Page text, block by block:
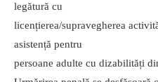
legătură cu
licențierea/supravegherea
asistență pentru
persoane adulte cu dizabilități